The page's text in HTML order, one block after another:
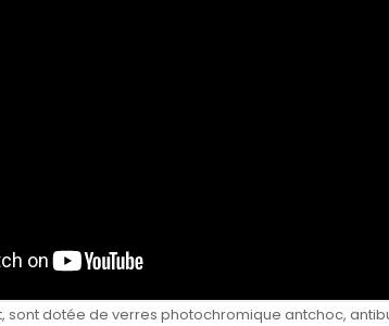
sont dotée de verres photochromique antchoc,